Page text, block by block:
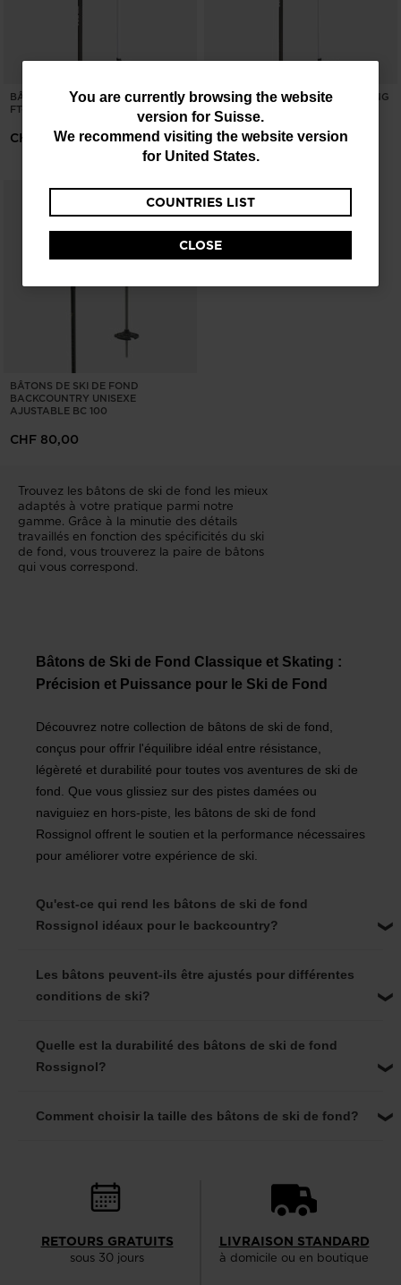
You
are
website
version
for
recommend
visiting
the
website
for
United
States.
You are currently browsing the website
version for Suisse.
We recommend visiting the website version
for United States.
COUNTRIES LIST
CLOSE
BÂTONS DE SKI DE FOND JUNIOR
FT-501
CHF 30,00
BÂTONS DE SKI DE FOND TOURING
UNISEXE FT-500
CHF 30,00
BÂTONS DE SKI DE FOND
BACKCOUNTRY UNISEXE
AJUSTABLE BC 100
CHF 80,00
Trouvez les bâtons de ski de fond les mieux
adaptés à votre pratique parmi notre
gamme. Grâce à la minutie des détails
travaillés en fonction des spécificités du ski
de fond, vous trouverez la paire de bâtons
qui vous correspond.
Bâtons de Ski de Fond Classique et Skating :
Précision et Puissance pour le Ski de Fond
Découvrez notre collection de bâtons de ski de fond,
conçus pour offrir l'équilibre idéal entre résistance,
légèreté et durabilité pour toutes vos aventures de ski de
fond. Que vous glissiez sur des pistes damées ou
naviguiez en hors-piste, les bâtons de ski de fond
Rossignol offrent le soutien et la performance nécessaires
pour améliorer votre expérience de ski.
Qu'est-ce qui rend les bâtons de ski de fond
Rossignol idéaux pour le backcountry?
Les bâtons peuvent-ils être ajustés pour différentes
conditions de ski?
Quelle est la durabilité des bâtons de ski de fond
Rossignol?
Comment choisir la taille des bâtons de ski de fond?
RETOURS GRATUITS
sous 30 jours
LIVRAISON STANDARD
à domicile ou en boutique